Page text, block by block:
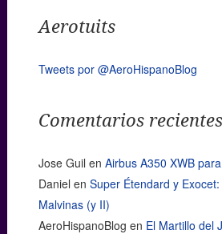
Aerotuits
Tweets por @AeroHispanoBlog
Comentarios recientes
Jose Guil en Airbus A350 XWB
Daniel en Super Étendard y
Malvinas (y II)
AeroHispanoBlog en El Martillo del